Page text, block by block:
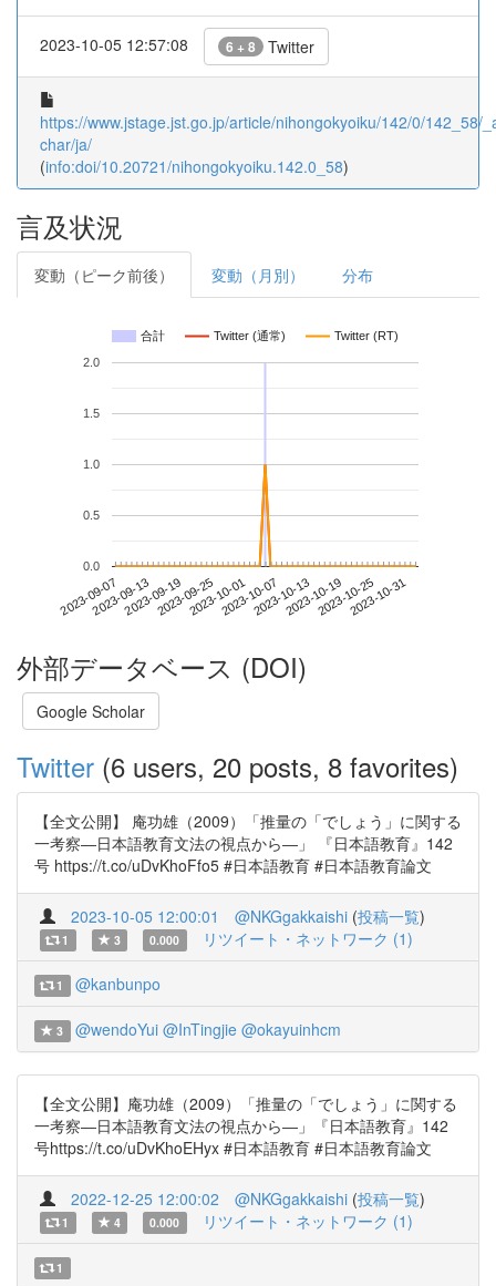
2023-10-05 12:57:08 6 + 8 Twitter
https://www.jstage.jst.go.jp/article/nihongokyoiku/142/0/142_58/
char/ja/
(info:doi/10.20721/nihongokyoiku.142.0_58)
言及状況
変動（ピーク前後） 変動（月別） 分布
合計 Twitter (通常) Twitter (RT)
2023-09-072023-09-132023-09-192023-09-252023-10-012023-10-072023-10-132023-10-192023-10-252023-10-31
0.0
0.5
1.0
1.5
2.0
外部データベース (DOI)
Google Scholar
Twitter (6 users, 20 posts, 8 favorites)
【全文公開】 庵功雄（2009）「推量の「でしょう」に関する
一考察―日本語教育文法の視点から―」 『日本語教育』142
号 https://t.co/uDvKhoFfo5 #日本語教育 #日本語教育論文
2023-10-05 12:00:01 @NKGgakkaishi (投稿一覧)
1 3 0.000 リツイート・ネットワーク (1)
1 @kanbunpo
3 @wendoYui @InTingjie @okayuinhcm
【全文公開】庵功雄（2009）「推量の「でしょう」に関する
一考察―日本語教育文法の視点から―」『日本語教育』142
号https://t.co/uDvKhoEHyx #日本語教育 #日本語教育論文
2022-12-25 12:00:02 @NKGgakkaishi (投稿一覧)
1 4 0.000 リツイート・ネットワーク (1)
1